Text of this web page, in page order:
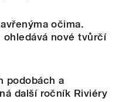
očima.
ohledává nové tvůrčí
podobách a
další ročník Riviéry